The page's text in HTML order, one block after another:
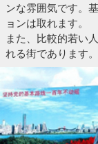
ンな雰囲気です。
ョンは取れます。
また、比較的若い
れる街であります。